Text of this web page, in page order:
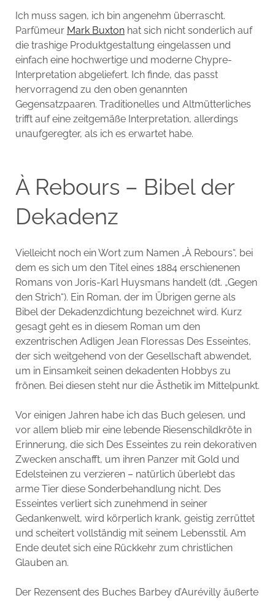
Ich muss sagen, ich bin angenehm überrascht.
Parfümeur Mark Buxtonhat sich nicht sonderlich auf
die trashige Produktgestaltung eingelassen und
einfach eine hochwertige und moderne Chypre-
Interpretation abgeliefert. Ich finde, das passt
hervorragend zu den oben genannten
Gegensatzpaaren. Traditionelles und Altmütterliches
trifft auf eine zeitgemäße Interpretation, allerdings
unaufgeregter, als ich es erwartet habe.
À Rebours – Bibel der
Dekadenz
Vielleicht noch ein Wort zum Namen „À Rebours“, bei
dem es sich um den Titel eines 1884 erschienenen
Romans von Joris-Karl Huysmans handelt (dt. „Gegen
den Strich“). Ein Roman, der im Übrigen gerne als
Bibel der Dekadenzdichtung bezeichnet wird. Kurz
gesagt geht es in diesem Roman um den
exzentrischen Adligen Jean Floressas Des Esseintes,
der sich weitgehend von der Gesellschaft abwendet,
um in Einsamkeit seinen dekadenten Hobbys zu
frönen. Bei diesen steht nur die Ästhetik im Mittelpunkt.
Vor einigen Jahren habe ich das Buch gelesen, und
vor allem blieb mir eine lebende Riesenschildkröte in
Erinnerung, die sich Des Esseintes zu rein dekorativen
Zwecken anschafft, um ihren Panzer mit Gold und
Edelsteinen zu verzieren – natürlich überlebt das
arme Tier diese Sonderbehandlung nicht. Des
Esseintes verliert sich zunehmend in seiner
Gedankenwelt, wird körperlich krank, geistig zerrüttet
und scheitert vollständig mit seinem Lebensstil. Am
Ende deutet sich eine Rückkehr zum christlichen
Glauben an.
Der Rezensent des Buches Barbey d’Aurévilly äußerte